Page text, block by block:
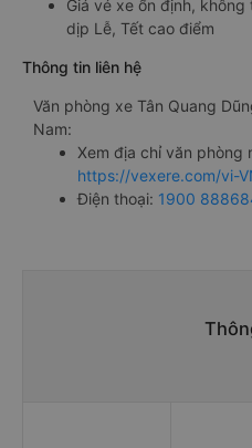
Giá vé xe ổn định,
dịp Lễ, Tết cao điểm
Thông tin liên hệ
Văn phòng xe Tân Quang
Nam:
Xem địa chỉ văn phòng
https://vexere.com/vi-
Điện thoại: 1900